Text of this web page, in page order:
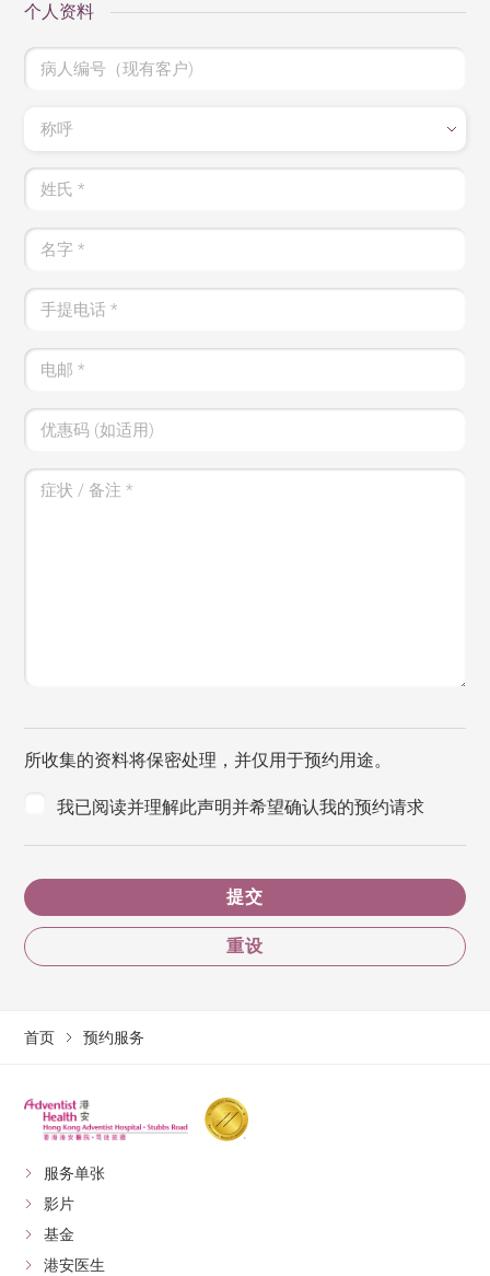
个人资料
病人编号（现有客户)
称呼
姓氏*
名字*
手提电话*
电邮*
优惠码 (如适用)
症状 / 备注*
所收集的资料将保密处理，并仅用于预约用途。
我已阅读并理解此声明并希望确认我的预约请求
提交
重设
首页 预约服务
服务单张
影片
基金
港安医生